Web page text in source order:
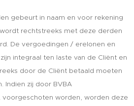
gebeurt in naam en voor rekening
rechtstreeks met deze derden
De vergoedingen / erelonen en
integraal ten laste van de Cliënt en
door de Cliënt betaald moeten
Indien zij door BVBA
voorgeschoten worden, worden deze